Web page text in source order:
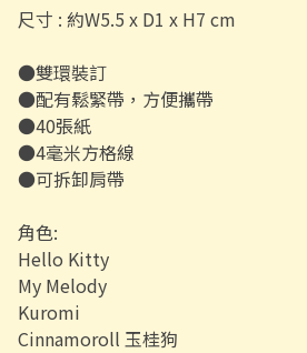
尺寸 : 約W5.5 x D1 x H7 cm
●雙環裝訂
●配有鬆緊帶，方便攜帶
●40張紙
●4毫米方格線
●可拆卸肩帶
角色:
Hello Kitty
My Melody
Kuromi
Cinnamoroll 玉桂狗